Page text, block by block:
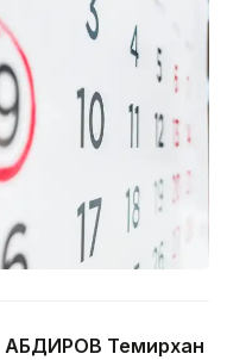
АБДИРОВ Темирхан